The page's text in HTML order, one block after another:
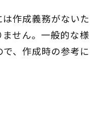
作成義務がないた
せん。一般的な様
、作成時の参考に